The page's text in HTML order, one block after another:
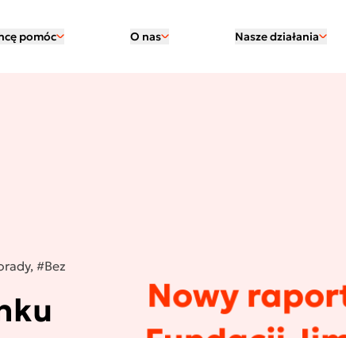
pomóc O nas Nasze działania
#Bez